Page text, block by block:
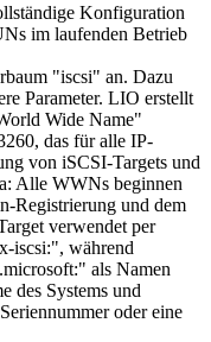
Konfiguration
im laufenden Betrieb
"iscsi" an. Dazu
Parameter. LIO erstellt
Wide Name"
das für alle IP-
von iSCSI-Targets und
Alle WWNs beginnen
Registrierung und dem
verwendet per
iscsi:", während
als Namen
des Systems und
oder eine